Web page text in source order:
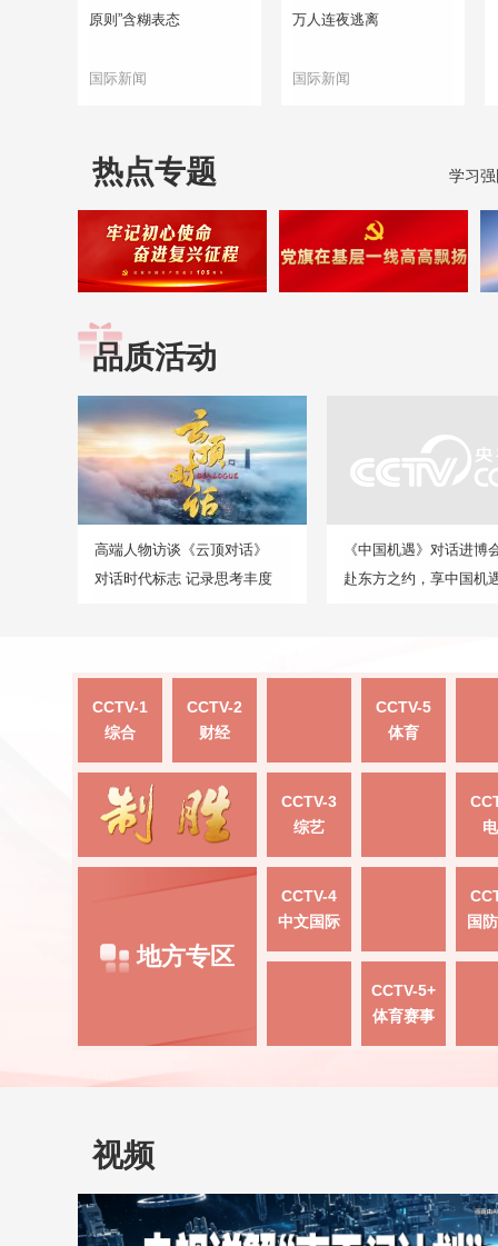
原则”含糊表态
国际新闻
万人连夜逃离
国际新闻
热点专题 学习
品质活动
高端人物访谈《云顶对话》
对话时代标志 记录思考丰度
《中国机遇》对话进博
赴东方之约，享中国机
CCTV-1
综合
CCTV-2
财经
CCTV-5
体育
CCTV-3
综艺
地方专区
CCTV-4
中文国际
国
CCTV-5+
体育赛事
视频